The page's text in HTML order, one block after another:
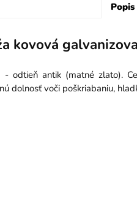
kovová
odtieň antik (matné zlato).
dolnosť voči poškriabaniu,